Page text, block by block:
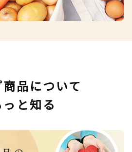
商品について
っと知る